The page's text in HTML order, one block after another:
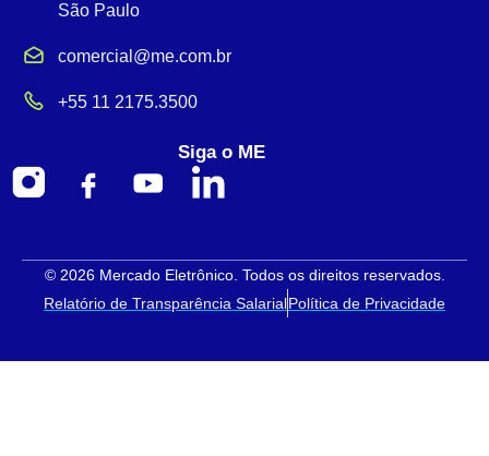
São Paulo
comercial@me.com.br
+55 11 2175.3500
Siga o ME
© 2026 Mercado Eletrônico. Todos os direitos reservados.
Relatório de Transparência SalarialPolítica de Privacidade